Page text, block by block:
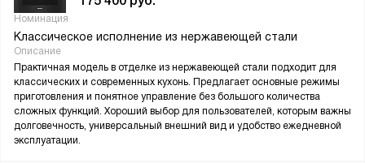
Номинация
Классическое исполнение из нержавеющей стали
Описание
Практичная модель в отделке из нержавеющей стали подходит для
классических и современных кухонь. Предлагает основные режимы
приготовления и понятное управление без большого количества
сложных функций. Хороший выбор для пользователей, которым важны
долговечность, универсальный внешний вид и удобство ежедневной
эксплуатации.